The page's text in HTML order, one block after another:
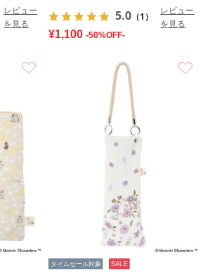
レビュー
を見る
5.0 （1）
レビュー
を見る
¥1,100 -50%OFF-
タイムセール対象 SALE